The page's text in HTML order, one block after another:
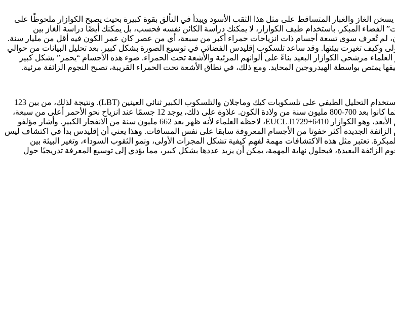
الغاز والغبار المتساقط على مثل هذا الثقب الأسود ويبدأ في التألق بقوة كبيرة بحيث يصبح الكوازار ملحوظًا على
المبكر. باستخدام طيف الكوازار، لا يمكنك دراسة الكائن نفسه فحسب، بل يمكنك أيضًا دراسة الغاز بين
لم تُعرف سوى تسعة أجسام ذات انزياحات حمراء أكبر من سبعة، أي من عصر كان عمر الكون فيه أقل من مليار سنة.
وكيف تغيرت بيئتها. وقد ساعد تلسكوب إقليدس الفضائي في توسيع الصورة بشكل كبير. بعد تحليل البيانات من حوالي
مرشحي الكوازار البعيد بناءً على ألوانهم المرئية والأشعة تحت الحمراء. ضوء هذه الأجسام “يحمر” بشكل كبير
بواسطة الهيدروجين المحايد. ومع ذلك، في نطاق الأشعة تحت الحمراء القريبة، تصبح النجوم الزائفة مرئية.
وللاختيار، استخدم الباحثون عدة طرق للتعلم الآلي والتحليل الإحصائي، ثم أكدوا النتائج باستخدام التحليل الطيفي على تلسكوبات كيك وماجلان والتلسكوب الكبير ثنائي العينين (LBT). ونتيجة لذلك، من بين 123
مرشحًا، تم تأكيد 31 نجمًا زائفًا جديدًا مع انزياحات حمراء من 6.6 إلى 7.8 – وقد شوهدوا كما كانوا بعد 700-800 مليون سنة من ولادة الكون. علاوة على ذلك، يوجد 12 جسمًا عند انزياح نحو الأحمر أعلى من سبعة،
وهو ما يزيد عن ضعف عدد النجوم الزائفة المعروفة في مثل هذه الحقبة المبكرة. الجسم الأبعد، وهو الكوازار EUCL J1729+6410، لاحظه العلماء لأنه ظهر بعد 662 مليون سنة من الانفجار الكبير. وأشار مؤلفو
الزائفة الجديدة أكثر خفوتا من الأجسام المعروفة سابقا على نفس المسافات. وهذا يعني أن إقليدس بدأ في اكتشاف ليس
تعتبر مثل هذه الاكتشافات مهمة لفهم كيفية تشكل المجرات الأولى، ونمو الثقوب السوداء، وتغير البيئة بين
الزائفة البعيدة، فبحلول نهاية المهمة، يمكن أن يزيد عددها بشكل كبير، مما يؤدي إلى توسيع المعرفة تدريجيًا حول